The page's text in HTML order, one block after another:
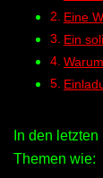
Eine
Ein
In den
Themen wie: